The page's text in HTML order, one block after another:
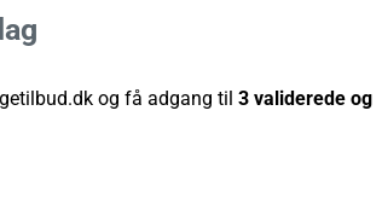
og få adgang til 3 validerede og